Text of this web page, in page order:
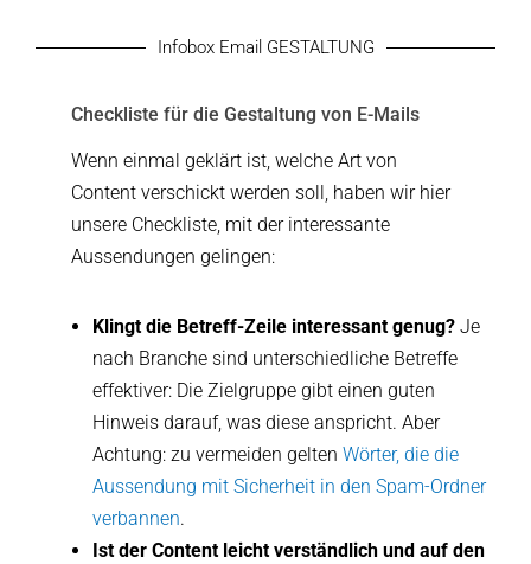
Infobox Email GESTALTUNG
Checkliste für die Gestaltung von E-Mails
Wenn einmal geklärt ist, welche Art von
Content verschickt werden soll, haben wir hier
unsere Checkliste, mit der interessante
Aussendungen gelingen:
Klingt die Betreff-Zeile interessant genug?Je
nach Branche sind unterschiedliche Betreffe
effektiver: Die Zielgruppe gibt einen guten
Hinweis darauf, was diese anspricht. Aber
Achtung: zu vermeiden geltenWörter, die die
Aussendung mit Sicherheit in den Spam-Ordner
verbannen.
Ist der Content leicht verständlich und auf den